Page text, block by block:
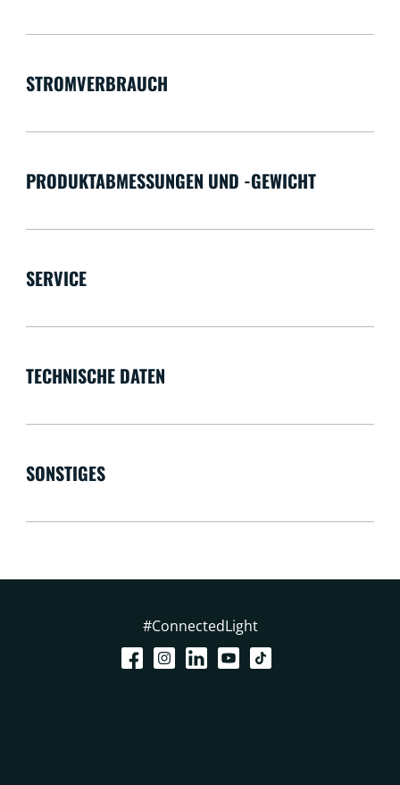
STROMVERBRAUCH
PRODUKTABMESSUNGEN UND -GEWICHT
SERVICE
TECHNISCHE DATEN
SONSTIGES
#ConnectedLight